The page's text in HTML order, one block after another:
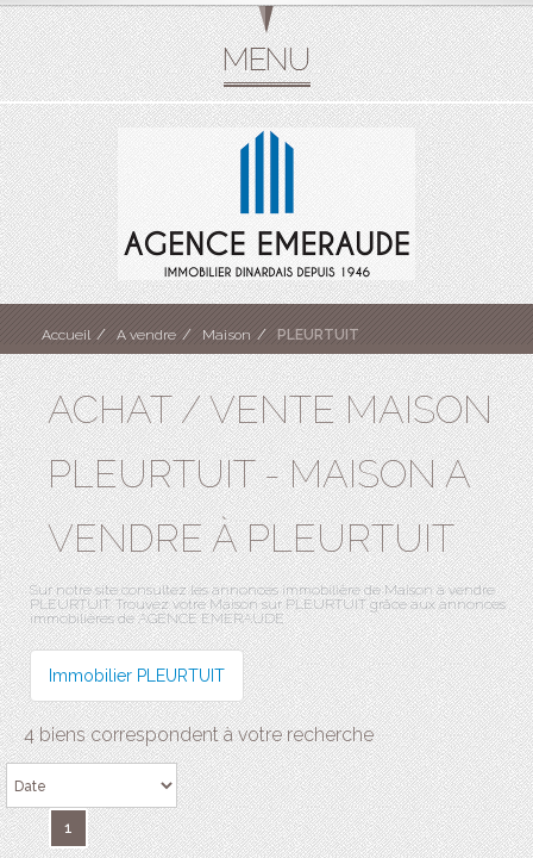
Accueil A vendre Maison PLEURTUIT
ACHAT / VENTE MAISON
PLEURTUIT - MAISON A
VENDRE À PLEURTUIT
Sur notre site consultez les annonces immobilière de Maison à vendre
PLEURTUIT. Trouvez votre Maison sur PLEURTUIT grâce aux annonces
immobilières de AGENCE EMERAUDE.
Immobilier PLEURTUIT
4 biens correspondent à votre recherche
1